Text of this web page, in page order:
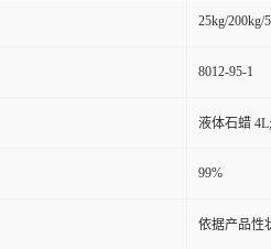
25kg/200kg/
8012-95-1
液体石蜡
99%
依据产品性